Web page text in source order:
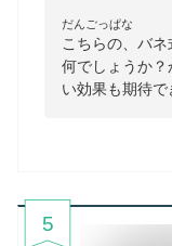
だんごっぱな
こちらの、バ
何でしょうか
い効果も期待で
5